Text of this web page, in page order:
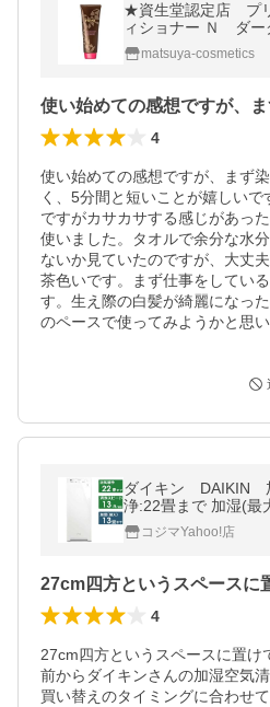
★資生堂認定店 プ
ィショナー Ｎ ダー
matsuya-cosmetics
4
使い始めての感想ですが、まず
く、5分間と短いことが嬉しい
ですがカサカサする感じがあっ
使いました。タオルで余分な水
ないか見ていたのですが、大丈
茶色いです。まず仕事をしてい
す。生え際の白髪が綺麗になっ
のペースで使ってみようかと思い
ダイキン DAIKIN
浄:22畳まで 加湿(最大):13
ホワイト MCK504A-
コジマYahoo!店
4
27cm四方というスペースに置け
前からダイキンさんの加湿空気
買い替えのタイミングに合わせ